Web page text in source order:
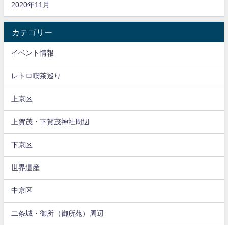
2020年11月
カテゴリー
イベント情報
レトロ喫茶巡り
上京区
上賀茂・下賀茂神社周辺
下京区
世界遺産
中京区
二条城・御所（御所苑）周辺